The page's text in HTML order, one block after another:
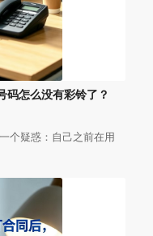
码怎么没有彩铃了？
个疑惑：自己之前在用